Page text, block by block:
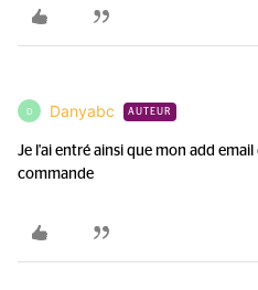
D Danyabc AUTEUR
Je l'ai entré ainsi que mon add
commande